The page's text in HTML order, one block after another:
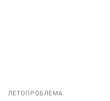
ЛЕТО ПРОБЛЕМА